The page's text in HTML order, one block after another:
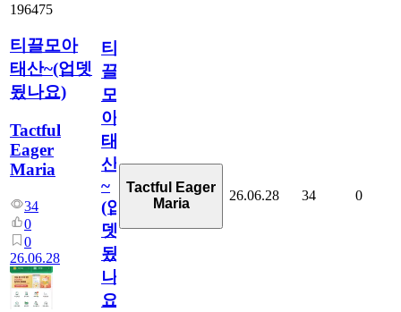
196475
티끌모아
태산~(업뎃
됬나요)
Tactful
Eager
Maria
34
0
0
26.06.28
티
끌
모
아
태
산
~
(업
뎃
됬
나
요)
Tactful Eager
Maria
26.06.28 34 0